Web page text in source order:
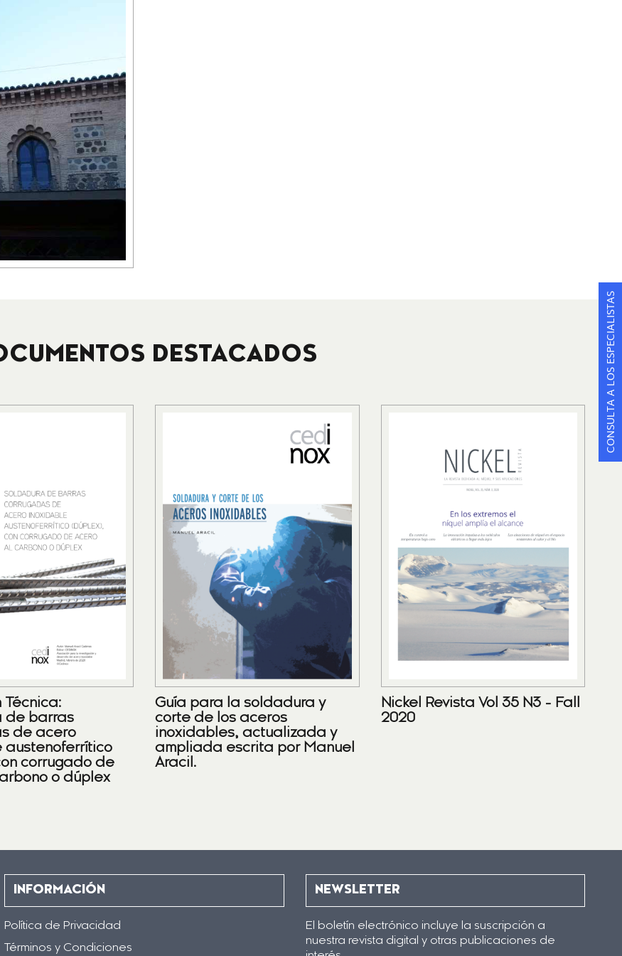
DESTACADOS
Técnica:
de barras
de acero
austenoferrítico
corrugado de
o dúplex
Guía para la soldadura y
corte de los aceros
inoxidables, actualizada y
ampliada escrita por Manuel
Aracil.
Nickel Revista Vol 35 N3 - Fall
2020
INFORMACIÓN
Política de Privacidad
Términos y Condiciones
NEWSLETTER
El boletín electrónico incluye la suscripción a
nuestra revista digital y otras publicaciones de
CONSULTA A LOS ESPECIALISTAS